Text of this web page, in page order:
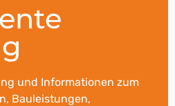
und Informationen zum
Bauleistungen,